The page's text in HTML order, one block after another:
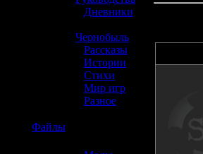
Дневники
Чернобыль
Рассказы
Истории
Стихи
Мир игр
Разное
Файлы